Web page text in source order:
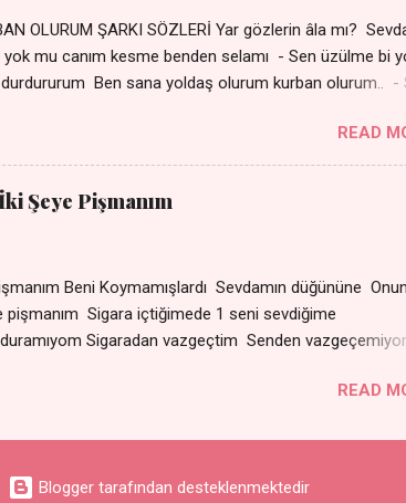
OLURUM ŞARKI SÖZLERİ Yar gözlerin âla mı?
yok mu canım kesme benden selamı - Sen üzülme bi
Ben sana yoldaş olurum kurban olurum.. -
Yar gözlerin kara mı? Şu cefalar reva mı?
bana varman mı? - Sen üzülme bi yol bulurum İste
yoldaş olurum kurban olurum.. - Sen gülümse bi yol
olurum Ben sana sevda olurum kurban olurum Can
READ
Şeye Pişmanım
Beni Koymamışlardı Sevdamın düğününe
şeye pişmanım Sigara içtiğimede 1 seni
Sigaradan vazgeçtim Senden
ama Sensizde duramıyom Sigaradan
READ
Blogger tarafından desteklenmektedir